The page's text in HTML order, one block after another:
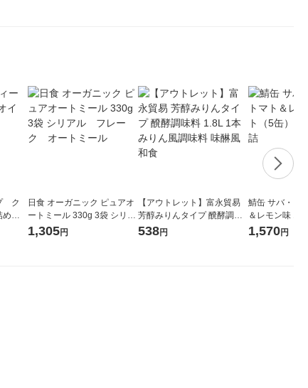
ク
替
日食 オーガニック ピュアオ
ートミール 330g 3袋 シリア
ル フレーク オートミー
1,305円
【アウトレット】富永貿易
芳醇みりんタイプ 醗酵調味
料 1.8L 1本 みりん風調味料
538円
鯖缶 サバ・ト
＆レモン味 1
清水食品 缶詰
1,570円